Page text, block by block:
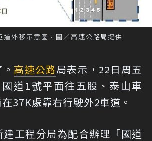
道外移示意圖。圖／高速公路局提供
高速公路局表示，22日周五
道1號平面往五股、泰山車
37K處靠右行駛外2車道。
工程分局為配合辦理「國道